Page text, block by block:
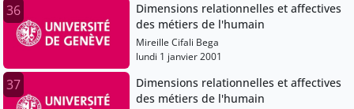
36
Dimensions relationnelles et affectives
des métiers de l'humain
Mireille Cifali Bega
lundi 1 janvier 2001
37
Dimensions relationnelles et affectives
des métiers de l'humain